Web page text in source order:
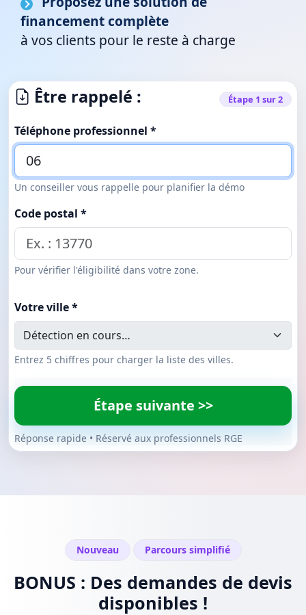
financement complète
à vos clients pour le reste à charge
Être rappelé : Étape 1 sur 2
Téléphone professionnel *
Un conseiller vous rappelle pour planifier la démo
Code postal *
Pour vérifier l'éligibilité dans votre zone.
Votre ville *
Entrez 5 chiffres pour charger la liste des villes.
Étape suivante >>
Réponse rapide • Réservé aux professionnels RGE
Nouveau Parcours simplifié
BONUS : Des demandes de devis
disponibles !